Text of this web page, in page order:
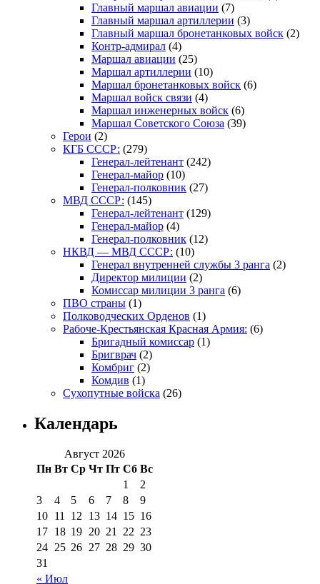
Главный маршал авиации (7)
Главный маршал артиллерии (3)
Главный маршал бронетанковых войск (2)
Контр-адмирал (4)
Маршал авиации (25)
Маршал артиллерии (10)
Маршал бронетанковых войск (6)
Маршал войск связи (4)
Маршал инженерных войск (6)
Маршал Советского Союза (39)
Герои (2)
КГБ СССР: (279)
Генерал-лейтенант (242)
Генерал-майор (10)
Генерал-полковник (27)
МВД СССР: (145)
Генерал-лейтенант (129)
Генерал-майор (4)
Генерал-полковник (12)
НКВД — МВД СССР: (10)
Генерал внутренней службы 3 ранга (2)
Директор милиции (2)
Комиссар милиции 3 ранга (6)
ПВО страны (1)
Полководческих Орденов (1)
Рабоче-Крестьянская Красная Армия: (6)
Бригадный комиссар (1)
Бригврач (2)
Комбриг (2)
Комдив (1)
Сухопутные войска (26)
Календарь
Август 2026
Пн Вт Ср Чт Пт Сб Вс
« Июл
1
2
3
4 5 6 7 8
9
10 11 12 13 14 15 16
17 18 19 20 21 22 23
24 25 26 27 28 29 30
31